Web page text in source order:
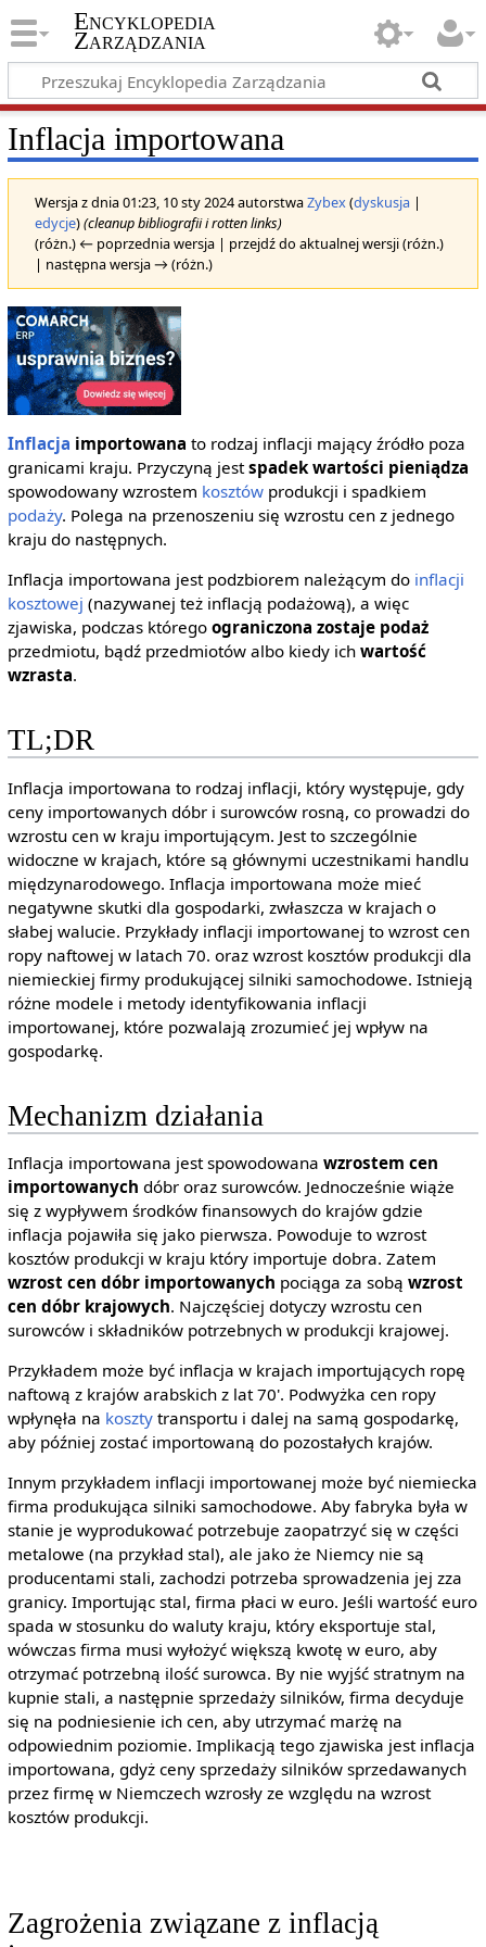
Encyklopedia
Zarządzania
Inflacja importowana
Wersja z dnia 01:23, 10 sty 2024 autorstwaZybex(dyskusja|
edycje)(cleanup bibliografii i rotten links)
(różn.) ← poprzednia wersja | przejdź do aktualnej wersji (różn.)
| następna wersja → (różn.)
Inflacja importowana to rodzaj inflacji mający źródło poza
granicami kraju. Przyczyną jestspadek wartości pieniądza
spowodowany wzrostem kosztówprodukcji i spadkiem
podaży. Polega na przenoszeniu się wzrostu cen z jednego
kraju do następnych.
Inflacja importowana jest podzbiorem należącym do inflacji
kosztowej (nazywanej też inflacją podażową), a więc
zjawiska, podczas którego ograniczona zostaje podaż
przedmiotu, bądź przedmiotów albo kiedy ich wartość
wzrasta.
TL;DR
Inflacja importowana to rodzaj inflacji, który występuje, gdy
ceny importowanych dóbr i surowców rosną, co prowadzi do
wzrostu cen w kraju importującym. Jest to szczególnie
widoczne w krajach, które są głównymi uczestnikami handlu
międzynarodowego. Inflacja importowana może mieć
negatywne skutki dla gospodarki, zwłaszcza w krajach o
słabej walucie. Przykłady inflacji importowanej to wzrost cen
ropy naftowej w latach 70. oraz wzrost kosztów produkcji dla
niemieckiej firmy produkującej silniki samochodowe. Istnieją
różne modele i metody identyfikowania inflacji
importowanej, które pozwalają zrozumieć jej wpływ na
gospodarkę.
Mechanizm działania
Inflacja importowana jest spowodowana wzrostem cen
importowanych dóbr oraz surowców. Jednocześnie wiąże
się z wypływem środków finansowych do krajów gdzie
inflacja pojawiła się jako pierwsza. Powoduje to wzrost
kosztów produkcji w kraju który importuje dobra. Zatem
wzrost cen dóbr importowanych pociąga za sobą wzrost
cen dóbr krajowych. Najczęściej dotyczy wzrostu cen
surowców i składników potrzebnych w produkcji krajowej.
Przykładem może być inflacja w krajach importujących ropę
naftową z krajów arabskich z lat 70'. Podwyżka cen ropy
wpłynęła na kosztytransportu i dalej na samą gospodarkę,
aby później zostać importowaną do pozostałych krajów.
Innym przykładem inflacji importowanej może być niemiecka
firma produkująca silniki samochodowe. Aby fabryka była w
stanie je wyprodukować potrzebuje zaopatrzyć się w części
metalowe (na przykład stal), ale jako że Niemcy nie są
producentami stali, zachodzi potrzeba sprowadzenia jej zza
granicy. Importując stal, firma płaci w euro. Jeśli wartość euro
spada w stosunku do waluty kraju, który eksportuje stal,
wówczas firma musi wyłożyć większą kwotę w euro, aby
otrzymać potrzebną ilość surowca. By nie wyjść stratnym na
kupnie stali, a następnie sprzedaży silników, firma decyduje
się na podniesienie ich cen, aby utrzymać marżę na
odpowiednim poziomie. Implikacją tego zjawiska jest inflacja
importowana, gdyż ceny sprzedaży silników sprzedawanych
przez firmę w Niemczech wzrosły ze względu na wzrost
kosztów produkcji.
Zagrożenia związane z inflacją